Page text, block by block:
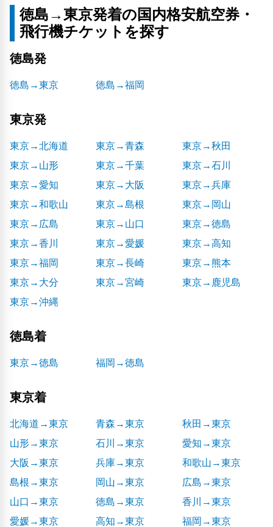
徳島→東京発着の国内格安航空券・
飛行機チケットを探す
徳島発
徳島→東京 徳島→福岡
東京発
東京→北海道 東京→青森
東京→秋田
東京→山形
東京→千葉
東京→石川
東京→愛知
東京→大阪
東京→兵庫
東京→和歌山
東京→島根
東京→岡山
東京→広島
東京→山口
東京→徳島
東京→香川
東京→愛媛
東京→高知
東京→福岡
東京→長崎
東京→熊本
東京→大分
東京→宮崎
東京→鹿児島
東京→沖縄
徳島着
東京→徳島 福岡→徳島
東京着
北海道→東京 青森→東京
秋田→東京
山形→東京
石川→東京
愛知→東京
大阪→東京
兵庫→東京
和歌山→東京
島根→東京
岡山→東京
広島→東京
山口→東京
徳島→東京
香川→東京
愛媛→東京
高知→東京
福岡→東京